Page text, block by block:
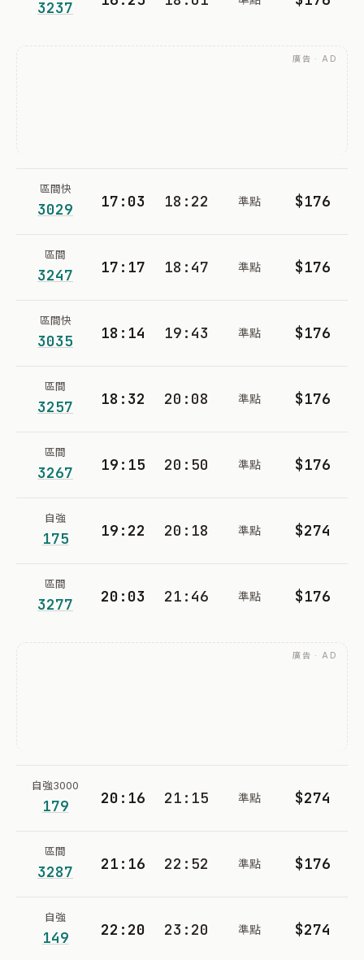
3237
廣告 · AD
區間快
3029 17:03 18:22 準點 $176
區間
3247 17:17 18:47 準點 $176
區間快
3035 18:14 19:43 準點 $176
區間
3257 18:32 20:08 準點 $176
區間
3267 19:15 20:50 準點 $176
自強
175 19:22 20:18 準點 $274
區間
3277 20:03 21:46 準點 $176
廣告 · AD
自強3000
179 20:16 21:15 準點 $274
區間
3287 21:16 22:52 準點 $176
自強
149 22:20 23:20 準點 $274